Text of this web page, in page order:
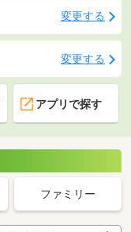
変更する
変更する
アプリで探す
ファミリー